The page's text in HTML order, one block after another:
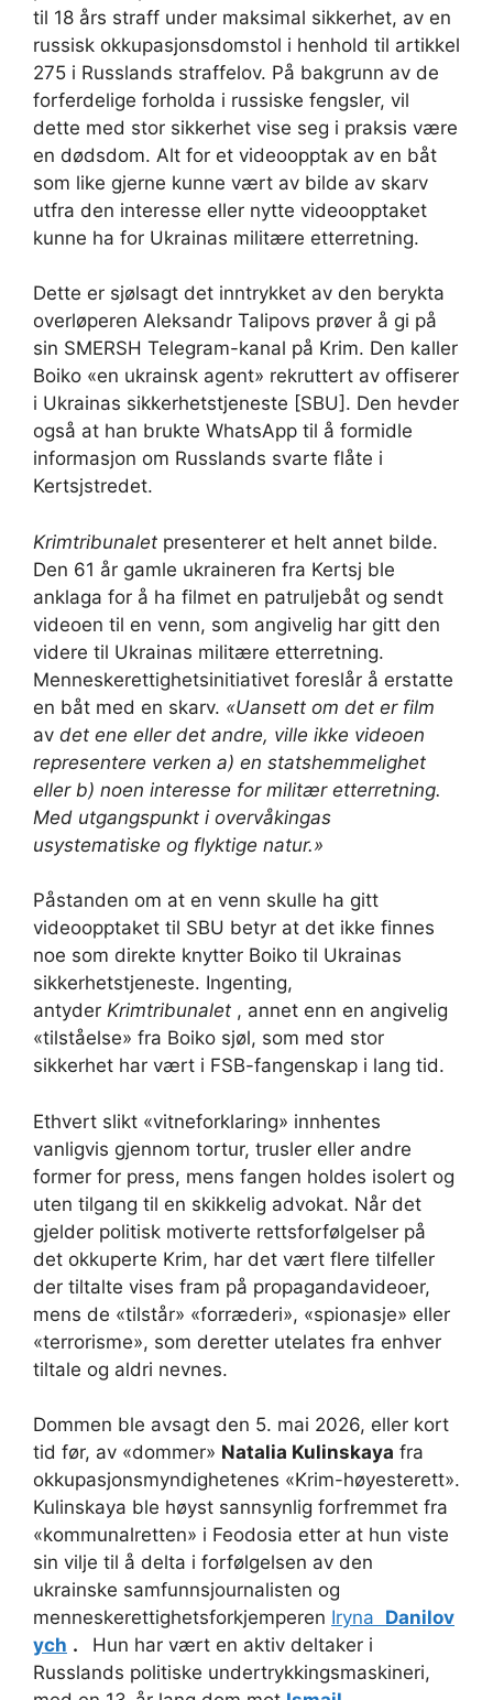
til 18 års straff under maksimal sikkerhet, av en
russisk okkupasjonsdomstol i henhold til artikkel
275 i Russlands straffelov. På bakgrunn av de
forferdelige forholda i russiske fengsler, vil
dette med stor sikkerhet vise seg i praksis være
en dødsdom. Alt for et videoopptak av en båt
som like gjerne kunne vært av bilde av skarv
utfra den interesse eller nytte videoopptaket
kunne ha for Ukrainas militære etterretning.
Dette er sjølsagt det inntrykket av den berykta
overløperen Aleksandr Talipovs prøver å gi på
sin SMERSH Telegram-kanal på Krim. Den kaller
Boiko «en ukrainsk agent» rekruttert av offiserer
i Ukrainas sikkerhetstjeneste [SBU]. Den hevder
også at han brukte WhatsApp til å formidle
informasjon om Russlands svarte flåte i
Kertsjstredet.
Krimtribunalet presenterer et helt annet bilde.
Den 61 år gamle ukraineren fra Kertsj ble
anklaga for å ha filmet en patruljebåt og sendt
videoen til en venn, som angivelig har gitt den
videre til Ukrainas militære etterretning.
Menneskerettighetsinitiativet foreslår å erstatte
en båt med en skarv. «Uansett om det er film
av det ene eller det andre, ville ikke videoen
representere verken a) en statshemmelighet
eller b) noen interesse for militær etterretning.
Med utgangspunkt i overvåkingas
usystematiske og flyktige natur.»
Påstanden om at en venn skulle ha gitt
videoopptaket til SBU betyr at det ikke finnes
noe som direkte knytter Boiko til Ukrainas
sikkerhetstjeneste. Ingenting,
antyder Krimtribunalet , annet enn en angivelig
«tilståelse» fra Boiko sjøl, som med stor
sikkerhet har vært i FSB-fangenskap i lang tid.
Ethvert slikt «vitneforklaring» innhentes
vanligvis gjennom tortur, trusler eller andre
former for press, mens fangen holdes isolert og
uten tilgang til en skikkelig advokat. Når det
gjelder politisk motiverte rettsforfølgelser på
det okkuperte Krim, har det vært flere tilfeller
der tiltalte vises fram på propagandavideoer,
mens de «tilstår» «forræderi», «spionasje» eller
«terrorisme», som deretter utelates fra enhver
tiltale og aldri nevnes.
Dommen ble avsagt den 5. mai 2026, eller kort
tid før, av «dommer» Natalia Kulinskaya fra
okkupasjonsmyndighetenes «Krim-høyesterett».
Kulinskaya ble høyst sannsynlig forfremmet fra
«kommunalretten» i Feodosia etter at hun viste
sin vilje til å delta i forfølgelsen av den
ukrainske samfunnsjournalisten og
menneskerettighetsforkjemperen Iryna Danilov
ych .
Hun har vært en aktiv deltaker i
Russlands politiske undertrykkingsmaskineri,